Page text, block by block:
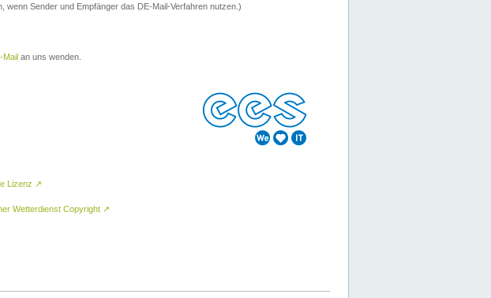
wenn Sender und Empfänger das DE-Mail-Verfahren nutzen.)
Mail an uns wenden.
Lizenz ↗
Wetterdienst Copyright ↗